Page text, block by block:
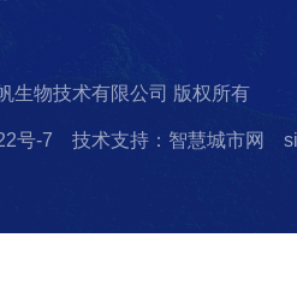
生物技术有限公司 版权所有
号-7 技术支持：智慧城市网